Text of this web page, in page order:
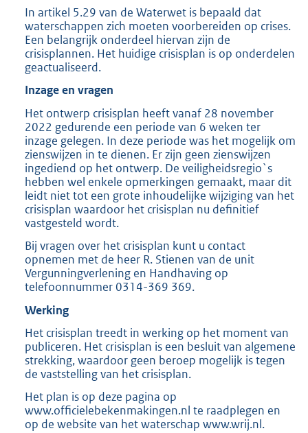
0
5
K
b
In artikel 5.29 van de Waterwet is bepaald dat
waterschappen zich moeten voorbereiden op crises.
Een belangrijk onderdeel hiervan zijn de
crisisplannen. Het huidige crisisplan is op onderdelen
geactualiseerd.
Inzage en vragen
Het ontwerp crisisplan heeft vanaf 28 november
2022 gedurende een periode van 6 weken ter
inzage gelegen. In deze periode was het mogelijk om
zienswijzen in te dienen. Er zijn geen zienswijzen
ingediend op het ontwerp. De veiligheidsregio`s
hebben wel enkele opmerkingen gemaakt, maar dit
leidt niet tot een grote inhoudelijke wijziging van het
crisisplan waardoor het crisisplan nu definitief
vastgesteld wordt.
Bij vragen over het crisisplan kunt u contact
opnemen met de heer R. Stienen van de unit
Vergunningverlening en Handhaving op
telefoonnummer 0314-369 369.
Werking
Het crisisplan treedt in werking op het moment van
publiceren. Het crisisplan is een besluit van algemene
strekking, waardoor geen beroep mogelijk is tegen
de vaststelling van het crisisplan.
Het plan is op deze pagina op
www.officielebekenmakingen.nl te raadplegen en
op de website van het waterschap www.wrij.nl.